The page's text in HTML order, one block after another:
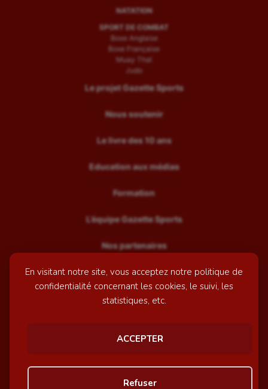
En visitant notre site, vous acceptez notre politique de
confidentialité concernant les cookies, le suivi, les
statistiques, etc.
ACCEPTER
Refuser
NATATION
SPORT DE COMBAT
Boxe Anglaise
Boxe Française
Muay Thaï
Judo
Le projet Gazette Sports
Nous soutenir
Le livre des 10 ans
Education aux médias
Formation
L’équipe Gazette Sports
Nos partenaires
Recrutement
Mentions légales
© GazetteSports - 2026 | Site internet réalisé par